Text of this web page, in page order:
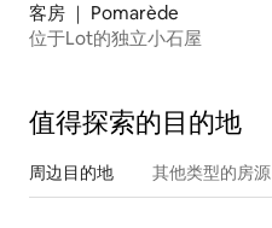
客房 ｜ Pomarède
位于Lot的独立小石屋
值得探索的目的地
周边目的地 其他类型的房源